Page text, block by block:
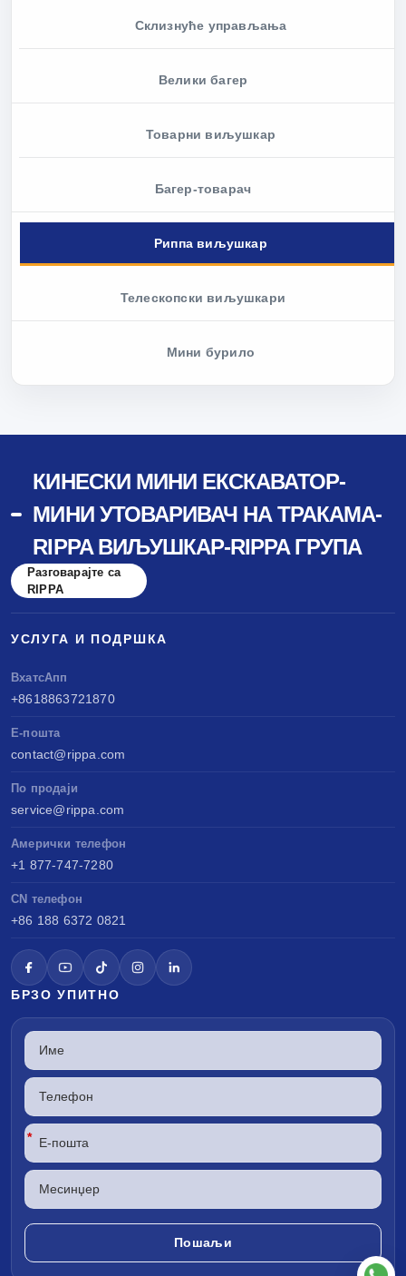
Склизнуће управљања
Велики багер
Товарни виљушкар
Багер-товарач
Риппа виљушкар
Телескопски виљушкари
Мини бурило
КИНЕСКИ МИНИ ЕКСКАВАТОР-
МИНИ УТОВАРИВАЧ НА ТРАКАМА-
RIPPA ВИЉУШКАР-RIPPA ГРУПА
Разговарајте са
RIPPA
УСЛУГА И ПОДРШКА
ВхатсАпп
+8618863721870
Е-пошта
contact@rippa.com
По продаји
service@rippa.com
Амерички телефон
+1 877-747-7280
CN телефон
+86 188 6372 0821
БРЗО УПИТНО
*